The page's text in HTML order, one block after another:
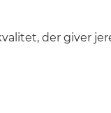
der giver